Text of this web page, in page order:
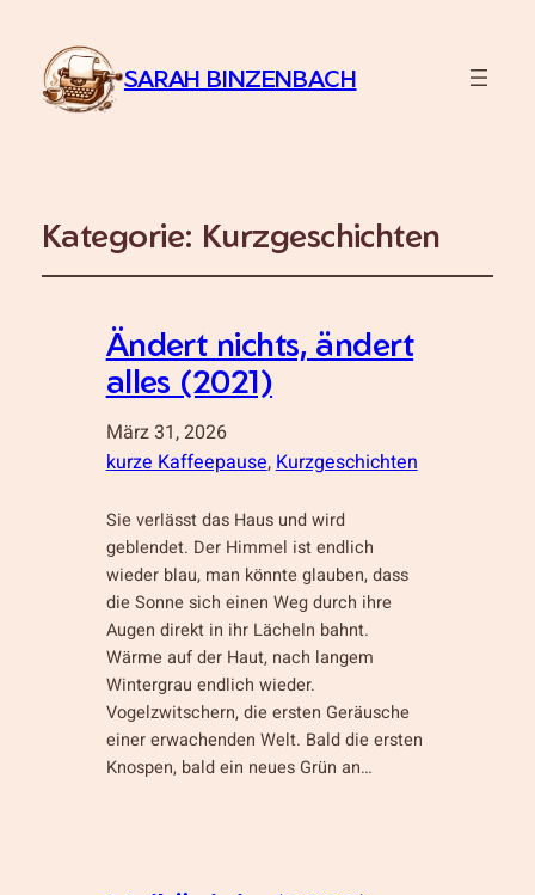
SARAH BINZENBACH
Kategorie: Kurzgeschichten
Ändert nichts, ändert
alles (2021)
März 31, 2026
kurze Kaffeepause, Kurzgeschichten
Sie verlässt das Haus und wird
geblendet. Der Himmel ist endlich
wieder blau, man könnte glauben, dass
die Sonne sich einen Weg durch ihre
Augen direkt in ihr Lächeln bahnt.
Wärme auf der Haut, nach langem
Wintergrau endlich wieder.
Vogelzwitschern, die ersten Geräusche
einer erwachenden Welt. Bald die ersten
Knospen, bald ein neues Grün an…